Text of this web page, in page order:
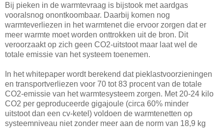
Bij pieken in de warmtevraag is bijstook met aardgas
vooralsnog onontkoombaar. Daarbij komen nog
warmteverliezen in het warmtenet die ervoor zorgen dat er
meer warmte moet worden onttrokken uit de bron. Dit
veroorzaakt op zich geen CO2-uitstoot maar laat wel de
totale emissie van het systeem toenemen.
In het whitepaper wordt berekend dat pieklastvoorzieningen
en transportverliezen voor 70 tot 83 procent van de totale
CO2-emissie van het warmtesysteem zorgen. Met 20-24 kilo
CO2 per geproduceerde gigajoule (circa 60% minder
uitstoot dan een cv-ketel) voldoen de warmtenetten op
systeemniveau niet zonder meer aan de norm van 18,9 kg